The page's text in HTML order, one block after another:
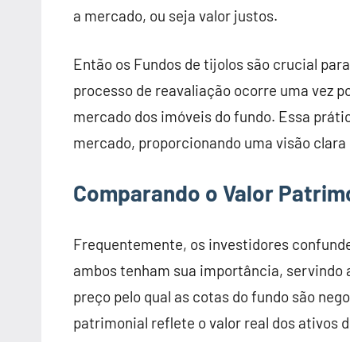
a mercado, ou seja valor justos.
Então os Fundos de tijolos são crucial
processo de reavaliação ocorre uma vez
mercado dos imóveis do fundo. Essa
mercado, proporcionando uma visão
Comparando o Valor
Frequentemente, os investidores
ambos tenham sua importância,
preço pelo qual as cotas do fundo são
patrimonial reflete o valor real dos ativos